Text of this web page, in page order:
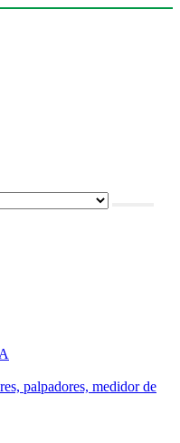
palpadores, medidor de